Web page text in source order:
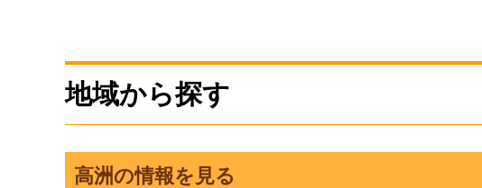
地域から探す
高洲の情報を見る